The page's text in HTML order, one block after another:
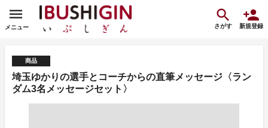
メニュー さがす 新規登録
商品
埼玉ゆかりの選手とコーチからの直筆メッセージ〈ラン
ダム3名メッセージセット〉